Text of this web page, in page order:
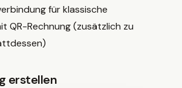
für klassische
QR-Rechnung (zusätzlich zu
erstellen